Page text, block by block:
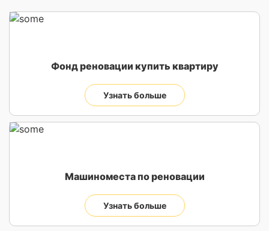
Фонд реновации купить квартиру
Узнать больше
Машиноместа по реновации
Узнать больше